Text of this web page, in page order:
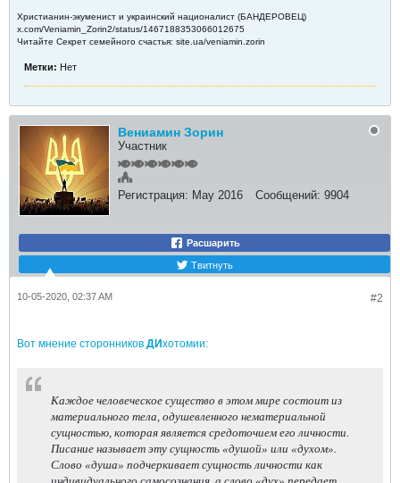
Христианин-экуменист и украинский националист (БАНДЕРОВЕЦ)
x.com/Veniamin_Zorin2/status/1467188353066012675
Читайте Секрет семейного счастья: site.ua/veniamin.zorin
Метки: Нет
Вениамин Зорин
Участник
Регистрация: May 2016 Сообщений: 9904
Расшарить
Твитнуть
#2
10-05-2020, 02:37 AM
Вот мнение сторонников ДИхотомии:
Каждое человеческое существо в этом мире состоит из
материального тела, одушевленного нематериальной
сущностью, которая является средоточием его личности.
Писание называет эту сущность «душой» или «духом».
Слово «душа» подчеркивает сущность личности как